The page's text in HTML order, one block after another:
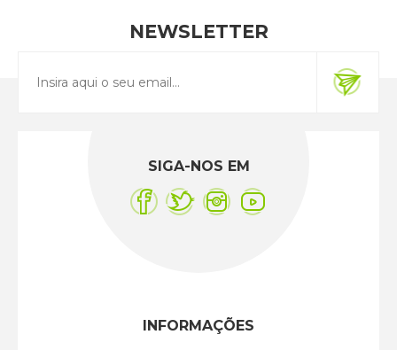
NEWSLETTER
SIGA-NOS EM
INFORMAÇÕES